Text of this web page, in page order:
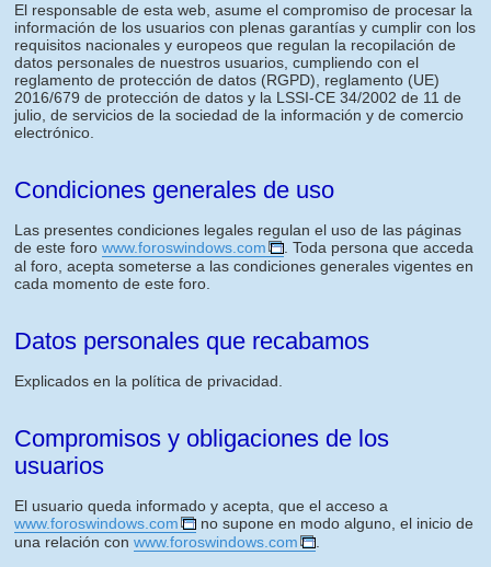
El responsable de esta web, asume el compromiso de procesar la
información de los usuarios con plenas garantías y cumplir con los
requisitos nacionales y europeos que regulan la recopilación de
datos personales de nuestros usuarios, cumpliendo con el
reglamento de protección de datos (RGPD), reglamento (UE)
2016/679 de protección de datos y la LSSI-CE 34/2002 de 11 de
julio, de servicios de la sociedad de la información y de comercio
electrónico.
Condiciones generales de uso
Las presentes condiciones legales regulan el uso de las páginas
de este foro www.foroswindows.com
. Toda persona que acceda
al foro, acepta someterse a las condiciones generales vigentes en
cada momento de este foro.
Datos personales que recabamos
Explicados en la política de privacidad.
Compromisos y obligaciones de los
usuarios
El usuario queda informado y acepta, que el acceso a
www.foroswindows.com
no supone en modo alguno, el inicio de
una relación con www.foroswindows.com